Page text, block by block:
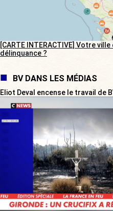
[CARTE INTERACTIVE] Votre
délinquance ?
BV DANS LES MÉDIAS
Eliot Deval encense le travail de